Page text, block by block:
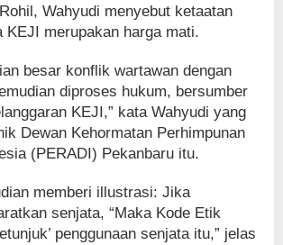
Wahyudi menyebut ketaatan
KEJI merupakan harga mati.
besar konflik wartawan dengan
diproses hukum, bersumber
KEJI,” kata Wahyudi yang
Dewan Kehormatan Perhimpunan
(PERADI) Pekanbaru itu.
memberi illustrasi: Jika
senjata, “Maka Kode Etik
penggunaan senjata itu,” jelas